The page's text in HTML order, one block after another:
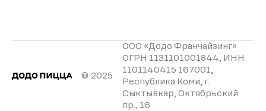
© 2025
ООО «Додо Франчайзинг»
ОГРН 1131101001844, ИНН
1101140415 167001,
Республика Коми, г.
Сыктывкар, Октябрьский
пр., 16